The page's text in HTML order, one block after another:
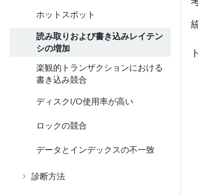
ホットスポット
読み取りおよび書き込みレイテン
シの増加
楽観的トランザクションにおける
書き込み競合
ディスクI/O使用率が高い
ロックの競合
データとインデックスの不一致
診断方法